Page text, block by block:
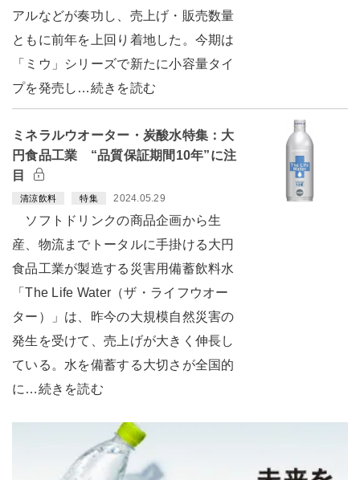
アルなどが奏功し、売上げ・販売数量
ともに前年を上回り着地した。今期は
「ミウ」シリーズで新たに小容量タイ
プを発売し…続きを読む
ミネラルウオーター・炭酸水特集：大
円食品工業 “品質保証期間10年”に注
目
清涼飲料 特集 2024.05.29
ソフトドリンクの商品企画から生
産、物流までトータルに手掛ける大円
食品工業が製造する災害用備蓄飲料水
「The Life Water（ザ・ライフウオー
ター）」は、昨今の大規模自然災害の
発生を受けて、売上げが大きく伸長し
ている。水を備蓄する大切さが全国的
に…続きを読む